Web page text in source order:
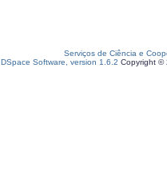
Serviços de Ciência e
DSpace Software, version 1.6.2 Copyright ©